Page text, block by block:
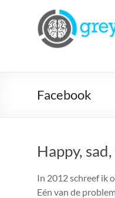
Grey
Matters
Inspiration.
Facebook
Happy,
In 2012 schreef ik
Eén van de